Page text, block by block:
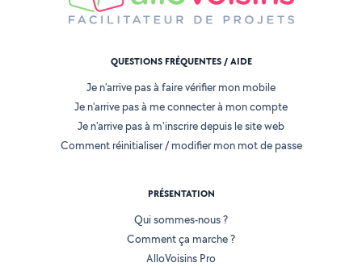
QUESTIONS FRÉQUENTES / AIDE
Je n'arrive pas à faire vérifier mon mobile
Je n'arrive pas à me connecter à mon compte
Je n'arrive pas à m'inscrire depuis le site web
Comment réinitialiser / modifier mon mot de passe
PRÉSENTATION
Qui sommes-nous ?
Comment ça marche ?
AlloVoisins Pro